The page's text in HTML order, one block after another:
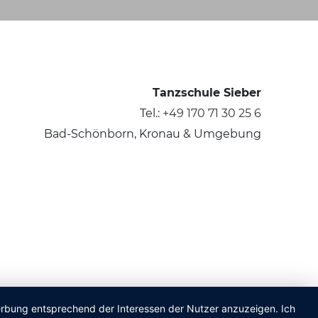
Tanzschule Sieber
Tel.: +49 170 71 30 25 6
Bad-Schönborn, Kronau & Umgebung
entsprechend der Interessen der Nutzer anzuzeigen. Ich